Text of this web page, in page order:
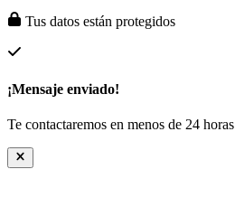
Tus datos están protegidos
¡Mensaje enviado!
Te contactaremos en menos de 24 horas